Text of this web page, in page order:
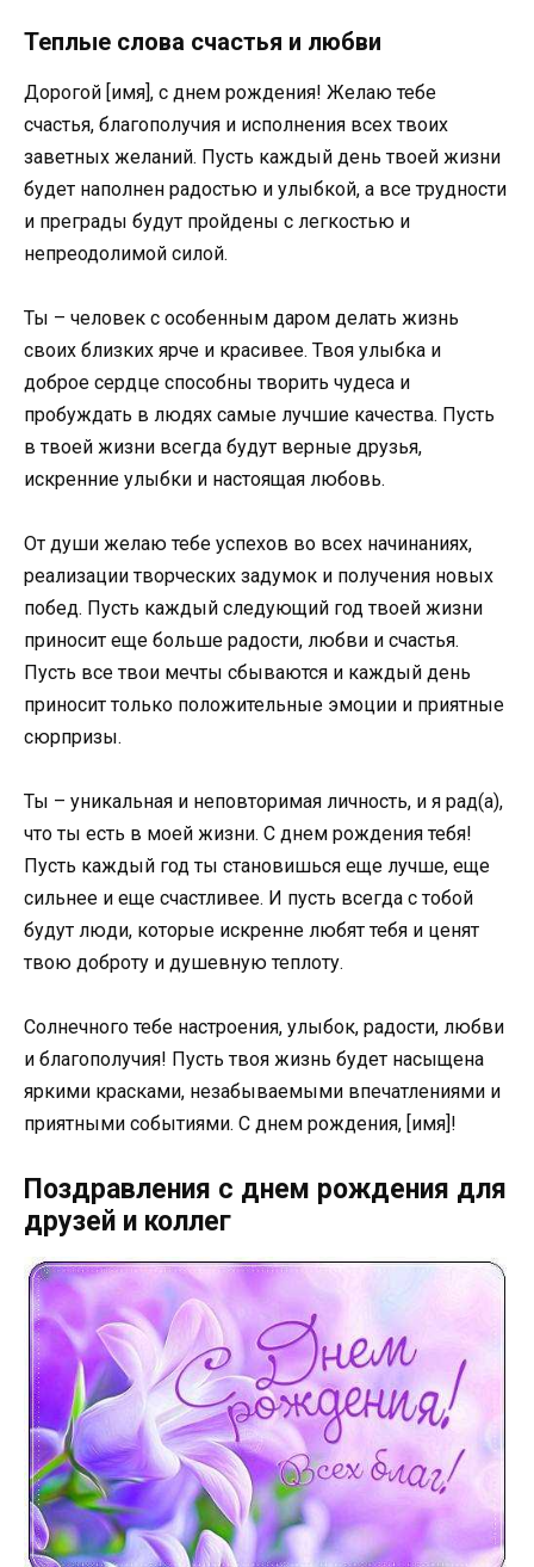
Теплые слова счастья и любви
Дорогой [имя], с днем рождения! Желаю тебе
счастья, благополучия и исполнения всех твоих
заветных желаний. Пусть каждый день твоей жизни
будет наполнен радостью и улыбкой, а все трудности
и преграды будут пройдены с легкостью и
непреодолимой силой.
Ты – человек с особенным даром делать жизнь
своих близких ярче и красивее. Твоя улыбка и
доброе сердце способны творить чудеса и
пробуждать в людях самые лучшие качества. Пусть
в твоей жизни всегда будут верные друзья,
искренние улыбки и настоящая любовь.
От души желаю тебе успехов во всех начинаниях,
реализации творческих задумок и получения новых
побед. Пусть каждый следующий год твоей жизни
приносит еще больше радости, любви и счастья.
Пусть все твои мечты сбываются и каждый день
приносит только положительные эмоции и приятные
сюрпризы.
Ты – уникальная и неповторимая личность, и я рад(а),
что ты есть в моей жизни. С днем рождения тебя!
Пусть каждый год ты становишься еще лучше, еще
сильнее и еще счастливее. И пусть всегда с тобой
будут люди, которые искренне любят тебя и ценят
твою доброту и душевную теплоту.
Солнечного тебе настроения, улыбок, радости, любви
и благополучия! Пусть твоя жизнь будет насыщена
яркими красками, незабываемыми впечатлениями и
приятными событиями. С днем рождения, [имя]!
Поздравления с днем рождения для
друзей и коллег